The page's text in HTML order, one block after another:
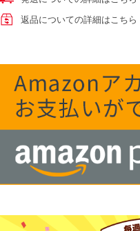
返品についての詳細はこちら